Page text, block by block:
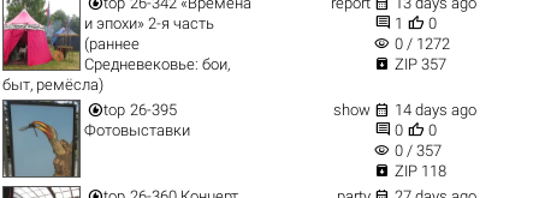
и эпохи» 2-я часть
(раннее
Средневековье: бои,
быт, ремёсла)
 1  0
visibility 0 / 1272
 ZIP 357
top 26-395
Фотовыставки
show  14 days ago
 0  0
visibility 0 / 357
 ZIP 118